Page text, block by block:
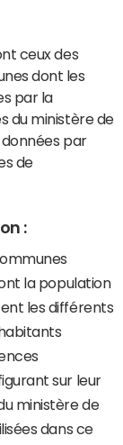
ceux des
dont les
par la
du ministère de
données par
de
:
la population
les différents
sur leur
ministère de
dans ce